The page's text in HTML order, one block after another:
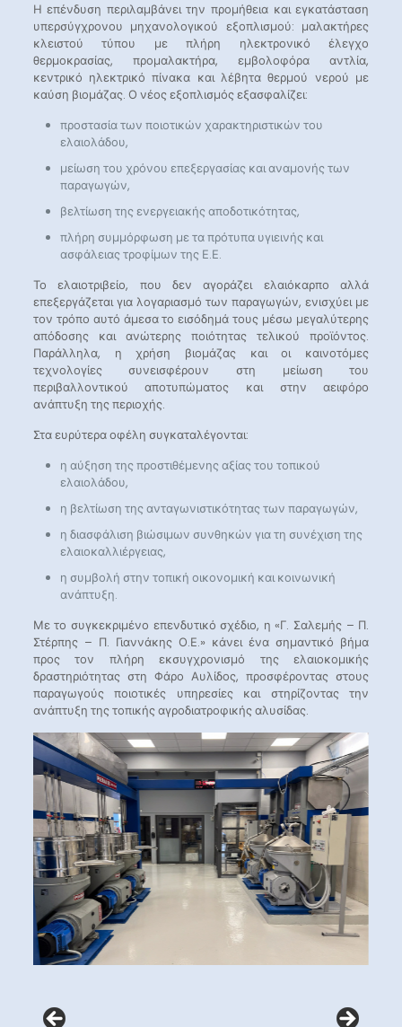
Η επένδυση περιλαμβάνει την προμήθεια και εγκατάσταση
υπερσύγχρονου μηχανολογικού εξοπλισμού: μαλακτήρες
κλειστού τύπου με πλήρη ηλεκτρονικό έλεγχο
θερμοκρασίας, προμαλακτήρα, εμβολοφόρα αντλία,
κεντρικό ηλεκτρικό πίνακα και λέβητα θερμού νερού με
καύση βιομάζας. Ο νέος εξοπλισμός εξασφαλίζει:
προστασία των ποιοτικών χαρακτηριστικών του
ελαιολάδου,
μείωση του χρόνου επεξεργασίας και αναμονής των
παραγωγών,
βελτίωση της ενεργειακής αποδοτικότητας,
πλήρη συμμόρφωση με τα πρότυπα υγιεινής και
ασφάλειας τροφίμων της Ε.Ε.
Το ελαιοτριβείο, που δεν αγοράζει ελαιόκαρπο αλλά
επεξεργάζεται για λογαριασμό των παραγωγών, ενισχύει με
τον τρόπο αυτό άμεσα το εισόδημά τους μέσω μεγαλύτερης
απόδοσης και ανώτερης ποιότητας τελικού προϊόντος.
Παράλληλα, η χρήση βιομάζας και οι καινοτόμες
τεχνολογίες συνεισφέρουν στη μείωση του
περιβαλλοντικού αποτυπώματος και στην αειφόρο
ανάπτυξη της περιοχής.
Στα ευρύτερα οφέλη συγκαταλέγονται:
η αύξηση της προστιθέμενης αξίας του τοπικού
ελαιολάδου,
η βελτίωση της ανταγωνιστικότητας των παραγωγών,
η διασφάλιση βιώσιμων συνθηκών για τη συνέχιση της
ελαιοκαλλιέργειας,
η συμβολή στην τοπική οικονομική και κοινωνική
ανάπτυξη.
Με το συγκεκριμένο επενδυτικό σχέδιο, η «Γ. Σαλεμής – Π.
Στέρπης – Π. Γιαννάκης Ο.Ε.» κάνει ένα σημαντικό βήμα
προς τον πλήρη εκσυγχρονισμό της ελαιοκομικής
δραστηριότητας στη Φάρο Αυλίδος, προσφέροντας στους
παραγωγούς ποιοτικές υπηρεσίες και στηρίζοντας την
ανάπτυξη της τοπικής αγροδιατροφικής αλυσίδας.